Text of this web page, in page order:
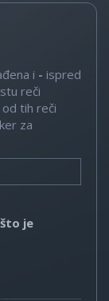
i - ispred
reči
tih reči
za
je